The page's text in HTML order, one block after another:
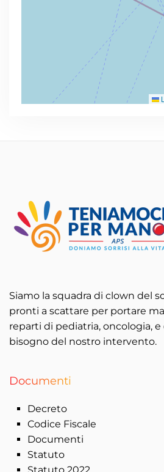
Siamo la squadra di clown del
pronti a scattare per portare
reparti di pediatria, oncologia,
bisogno del nostro intervento.
Documenti
Decreto
Codice Fiscale
Documenti
Statuto